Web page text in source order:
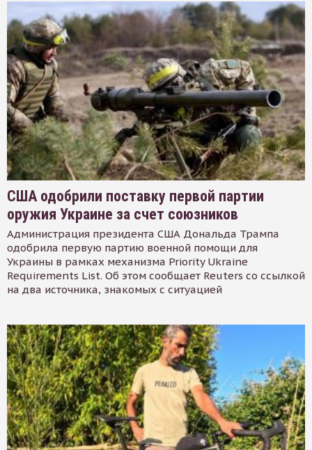
США одобрили поставку первой партии
оружия Украине за счет союзников
Администрация президента США Дональда Трампа
одобрила первую партию военной помощи для
Украины в рамках механизма Priority Ukraine
Requirements List. Об этом сообщает Reuters со ссылкой
на два источника, знакомых с ситуацией